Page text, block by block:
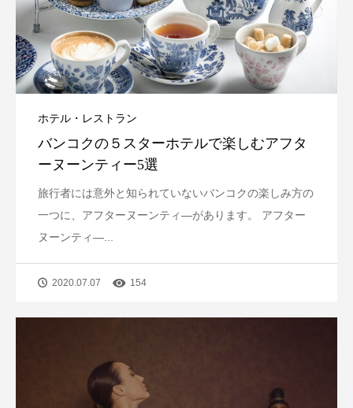
ホテル・レストラン
バンコクの５スターホテルで楽しむアフタ
ーヌーンティー5選
旅行者には意外と知られていないバンコクの楽しみ方の
一つに、アフターヌーンティ―があります。 アフター
ヌーンティ―...
2020.07.07 154